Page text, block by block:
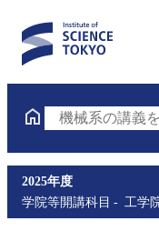
機械系の講義
2025年度
学院等開講科目
工学